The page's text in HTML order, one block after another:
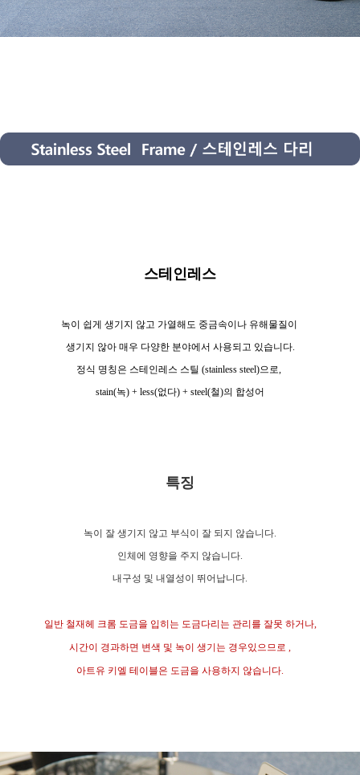
스테인레스
녹이 쉽게 생기지 않고 가열해도 중금속이나 유해물질이
생기지 않아 매우 다양한 분야에서 사용되고 있습니다.
정식 명칭은 스테인레스 스틸 (stainless steel)으로,
stain(녹) + less(없다) + steel(철)의 합성어
특징
녹이 잘 생기지 않고 부식이 잘 되지 않습니다.
인체에 영향을 주지 않습니다.
내구성 및 내열성이 뛰어납니다.
일반 철재헤 크롬 도금을 입히는 도금다리는 관리를 잘못 하거나,
시간이 경과하면 변색 및 녹이 생기는 경우있으므로 ,
아트유 키엘 테이블은 도금을 사용하지 않습니다.